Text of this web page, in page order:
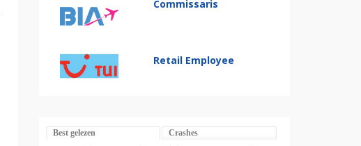
Commissaris
Retail Employee
Best gelezen Crashes